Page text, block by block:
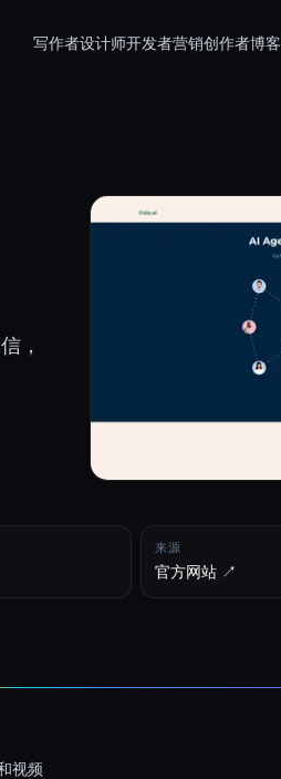
写作者设计师开发者营销创作者博客
，
来源
官方网站 ↗︎
视频